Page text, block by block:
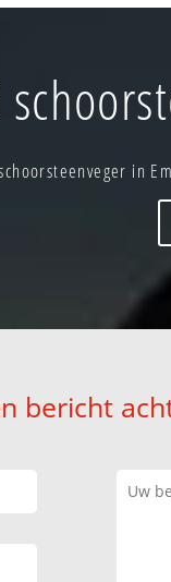
in
bericht